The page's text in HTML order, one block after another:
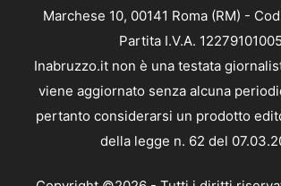
Marchese 10, 00141 Roma (RM) -
Partita I.V.A. 12279101005
Inabruzzo.it non è una testata
viene aggiornato senza alcuna
pertanto considerarsi un prodotto
della legge n. 62 del